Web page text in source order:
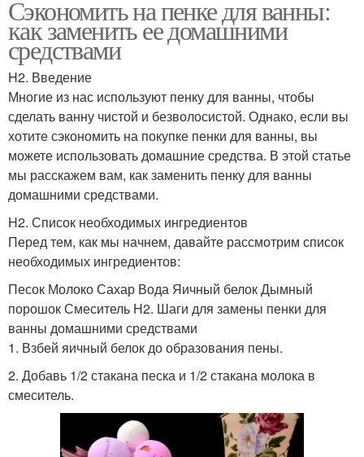
Сэкономить на пенке для ванны:
как заменить ее домашними
средствами
H2. Введение
Многие из нас используют пенку для ванны, чтобы
сделать ванну чистой и безволосистой. Однако, если вы
хотите сэкономить на покупке пенки для ванны, вы
можете использовать домашние средства. В этой статье
мы расскажем вам, как заменить пенку для ванны
домашними средствами.
H2. Список необходимых ингредиентов
Перед тем, как мы начнем, давайте рассмотрим список
необходимых ингредиентов:
Песок Молоко Сахар Вода Яичный белок Дымный
порошок Смеситель H2. Шаги для замены пенки для
ванны домашними средствами
1. Взбей яичный белок до образования пены.
2. Добавь 1/2 стакана песка и 1/2 стакана молока в
смеситель.